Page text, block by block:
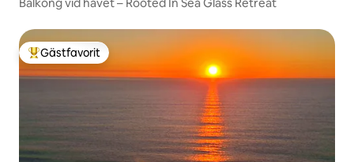
Populär gästfavorit
Gästfavorit